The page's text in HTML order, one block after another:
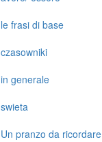
le frasi di base
czasowniki
in generale
swieta
Un pranzo da ricordare